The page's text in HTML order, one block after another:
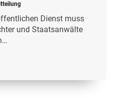
Dienst muss
und Staatsanwälte